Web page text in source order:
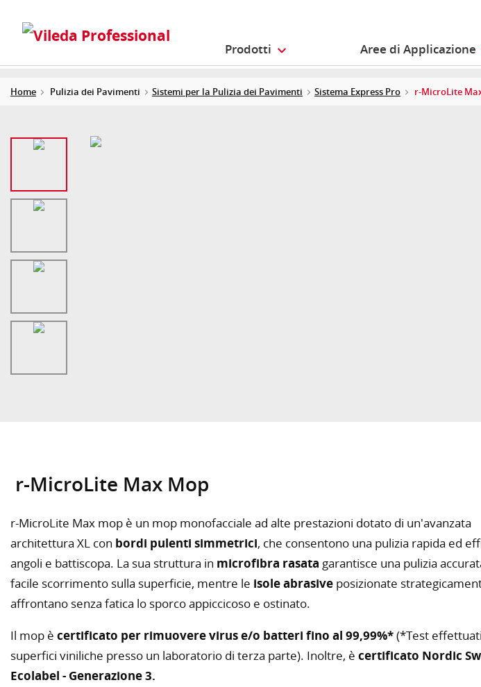
Prodotti Aree di Applicazione
Home Pulizia dei Pavimenti Sistemi per la Pulizia dei Pavimenti Sistema Express Pro r-MicroLite
r-MicroLite Max Mop
r-MicroLite Max mop è un mop monofacciale ad alte prestazioni dotato di un'avanzata
architettura XL con bordi pulenti simmetrici, che consentono una pulizia rapida ed
angoli e battiscopa. La sua struttura in microfibra rasata garantisce una pulizia
facile scorrimento sulla superficie, mentre le isole abrasive posizionate
affrontano senza fatica lo sporco appiccicoso e ostinato.
Il mop è certificato per rimuovere virus e/o batteri fino al 99,99%*(*Test
superfici viniliche presso un laboratorio di terza parte). Inoltre, è certificato Nordic
Ecolabel - Generazione 3.